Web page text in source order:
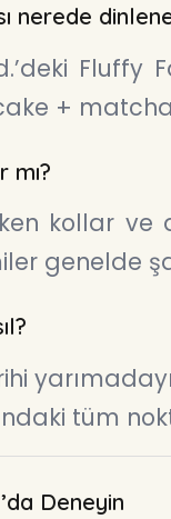
nerede
Fluffy
+
mı?
kollar ve
genelde
tüm
Deneyin